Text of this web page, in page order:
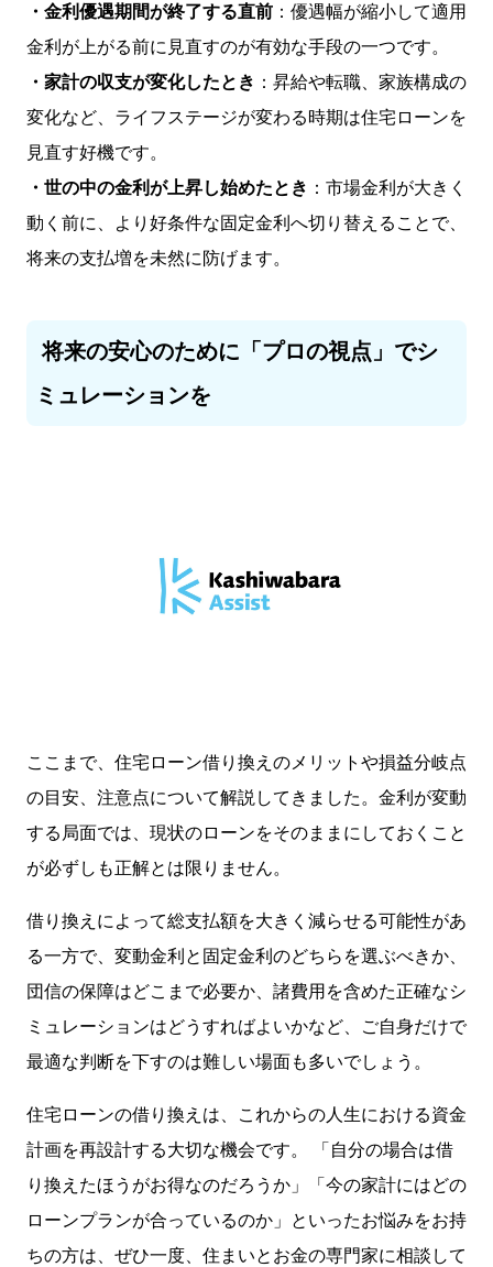
・金利優遇期間が終了する直前 ：優遇幅が縮小して適用
金利が上がる前に見直すのが有効な手段の一つです。
・家計の収支が変化したとき ：昇給や転職、家族構成の
変化など、ライフステージが変わる時期は住宅ローンを
見直す好機です。
・世の中の金利が上昇し始めたとき ：市場金利が大きく
動く前に、より好条件な固定金利へ切り替えることで、
将来の支払増を未然に防げます。
将来の安心のために「プロの視点」でシ
ミュレーションを
ここまで、住宅ローン借り換えのメリットや損益分岐点
の目安、注意点について解説してきました。金利が変動
する局面では、現状のローンをそのままにしておくこと
が必ずしも正解とは限りません。
借り換えによって総支払額を大きく減らせる可能性があ
る一方で、変動金利と固定金利のどちらを選ぶべきか、
団信の保障はどこまで必要か、諸費用を含めた正確なシ
ミュレーションはどうすればよいかなど、ご自身だけで
最適な判断を下すのは難しい場面も多いでしょう。
住宅ローンの借り換えは、これからの人生における資金
計画を再設計する大切な機会です。 「自分の場合は借
り換えたほうがお得なのだろうか」「今の家計にはどの
ローンプランが合っているのか」といったお悩みをお持
ちの方は、ぜひ一度、住まいとお金の専門家に相談して